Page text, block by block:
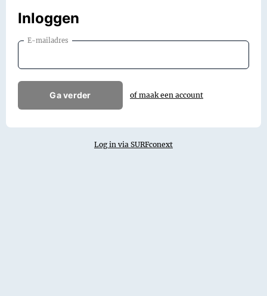
Inloggen
E-mailadres
Ga verder of maak een account
Log in via SURFconext